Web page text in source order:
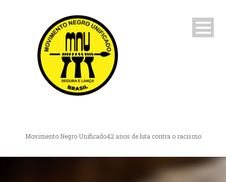
Movimento Negro Unificado42 anos de luta contra o racismo